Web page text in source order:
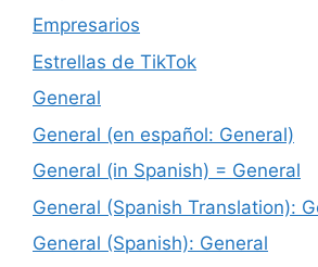
Empresarios
Estrellas de TikTok
General
General (en español: General)
General (in Spanish) = General
General (Spanish Translation):
General (Spanish): General